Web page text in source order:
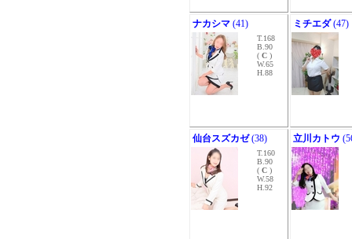
ナカシマ (41)
T.168
B.90
( C )
W.65
H.88
ミチエダ(47)
仙台スズカゼ(38)
T.160
B.90
( C )
W.58
H.92
立川カトウ